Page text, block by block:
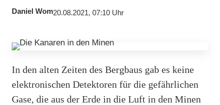
Daniel Wom20.08.2021, 07:10 Uhr
In den alten Zeiten des Bergbaus gab es keine
elektronischen Detektoren für die gefährlichen
Gase, die aus der Erde in die Luft in den Minen